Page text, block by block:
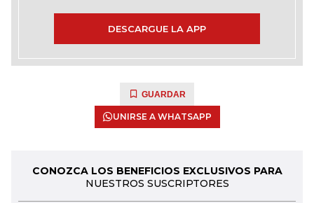
DESCARGUE LA APP
GUARDAR
UNIRSE A WHATSAPP
CONOZCA LOS BENEFICIOS EXCLUSIVOS PARA
NUESTROS SUSCRIPTORES